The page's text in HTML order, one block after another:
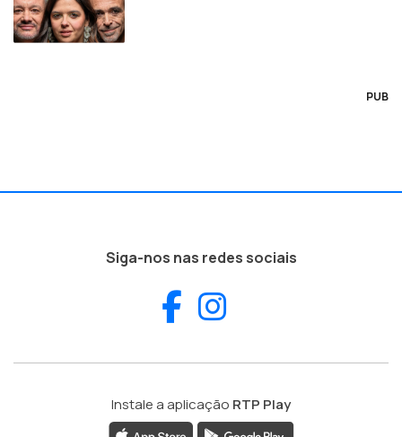
PUB
Siga-nos nas redes sociais
Facebook
Instale a aplicação RTP Play